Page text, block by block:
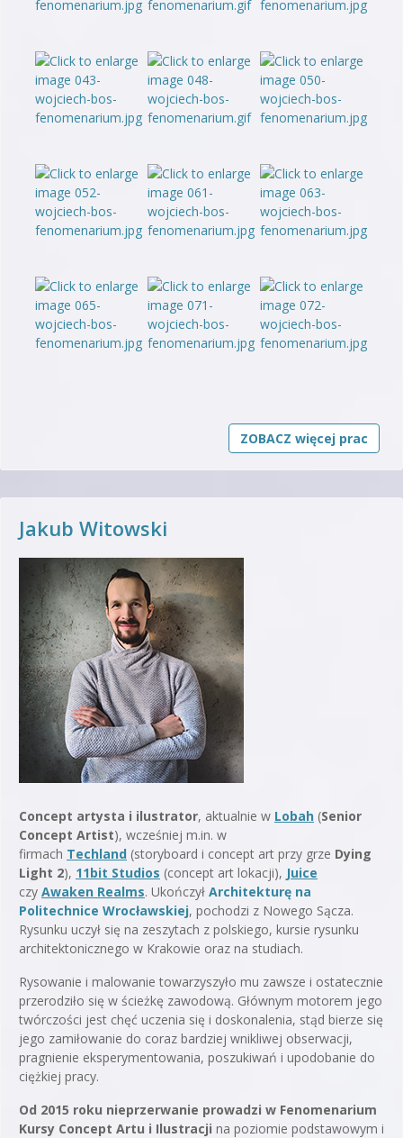
ZOBACZ więcej prac
Jakub Witowski
Concept artysta i ilustrator, aktualnie w Lobah (Senior
Concept Artist), wcześniej m.in. w
firmach Techland (storyboard i concept art przy grze Dying
Light 2), 11bit Studios (concept art lokacji), Juice
czy Awaken Realms. Ukończył Architekturę na
Politechnice Wrocławskiej, pochodzi z Nowego Sącza.
Rysunku uczył się na zeszytach z polskiego, kursie rysunku
architektonicznego w Krakowie oraz na studiach.
Rysowanie i malowanie towarzyszyło mu zawsze i ostatecznie
przerodziło się w ścieżkę zawodową. Głównym motorem jego
twórczości jest chęć uczenia się i doskonalenia, stąd bierze się
jego zamiłowanie do coraz bardziej wnikliwej obserwacji,
pragnienie eksperymentowania, poszukiwań i upodobanie do
ciężkiej pracy.
Od 2015 roku nieprzerwanie prowadzi w Fenomenarium
Kursy Concept Artu i Ilustracji na poziomie podstawowym i